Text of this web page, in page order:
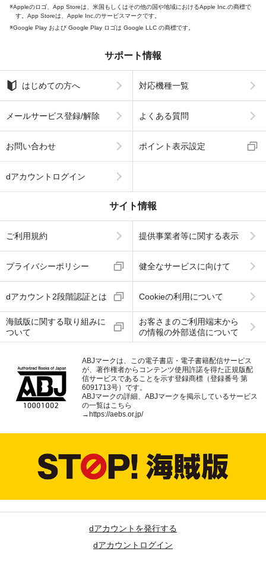
Appleのロゴ、App Storeは、米国もしくはその他の国や地域におけるApple Inc.の商標で
す。App Storeは、Apple Inc.のサービスマークです。
Google Play および Google Play ロゴは Google LLC の商標です。
サポート情報
はじめての方へ 対応機種一覧
メールサービス登録/解除 よくある質問
お問い合わせ ポイント表示設定
dアカウントログイン
サイト情報
ご利用規約 提供事業者等に関する表示
プライバシーポリシー 健全なサービスに向けて
dアカウント2段階認証とは Cookieの利用について
海賊版に関する取り組みに
ついて
お客さまのご利用端末から
の情報の外部送信について
ABJマークは、この電子書店・電子書籍配信サービス
が、著作権者からコンテンツ使用許諾を得た正規版配
信サービスであることを示す登録商標（登録番号 第
6091713号）です。
ABJマークの詳細、ABJマークを掲示しているサービス
の一覧はこちら
→https://aebs.or.jp/
dアカウントを発行する
dアカウントログイン